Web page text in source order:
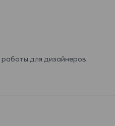
работы для дизайнеров.